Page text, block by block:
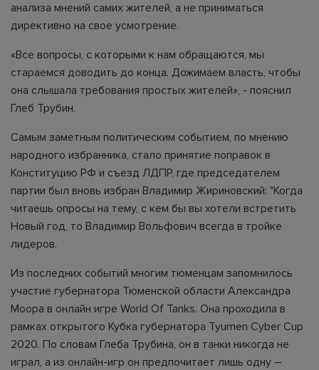
анализа мнений самих жителей, а не приниматься
директивно на свое усмотрение.
«Все вопросы, с которыми к нам обращаются, мы
стараемся доводить до конца. Дожимаем власть, чтобы
она слышала требования простых жителей», - пояснил
Глеб Трубин.
Самым заметным политическим событием, по мнению
народного избранника, стало принятие поправок в
Конституцию РФ и съезд ЛДПР, где председателем
партии был вновь избран Владимир Жириновский: "Когда
читаешь опросы на тему, с кем бы вы хотели встретить
Новый год, то Владимир Вольфович всегда в тройке
лидеров.
Из последних событий многим тюменцам запомнилось
участие губернатора Тюменской области Александра
Моора в онлайн игре World Of Tanks. Она проходила в
рамках открытого Кубка губернатора Tyumen Cyber Cup
2020. По словам Глеба Трубина, он в танки никогда не
играл, а из онлайн-игр он предпочитает лишь одну –